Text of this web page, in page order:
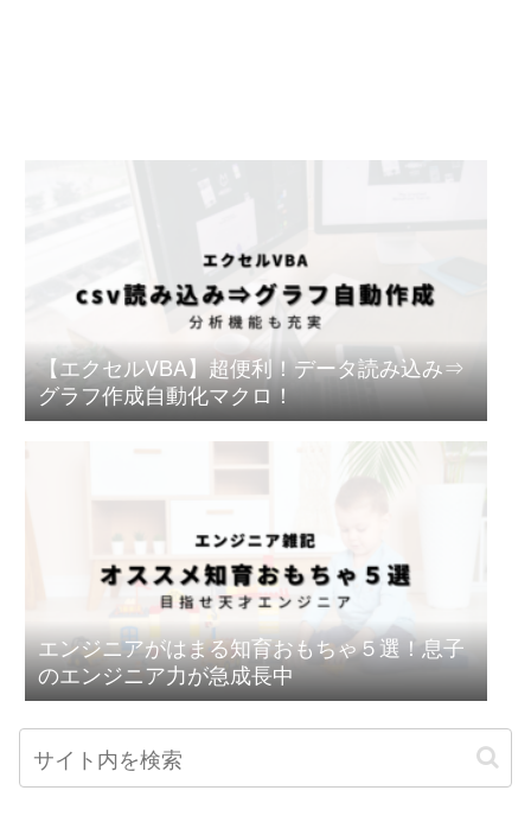
【エクセルVBA】超便利！データ読み込み⇒
グラフ作成自動化マクロ！
エンジニアがはまる知育おもちゃ５選！息子
のエンジニア力が急成長中